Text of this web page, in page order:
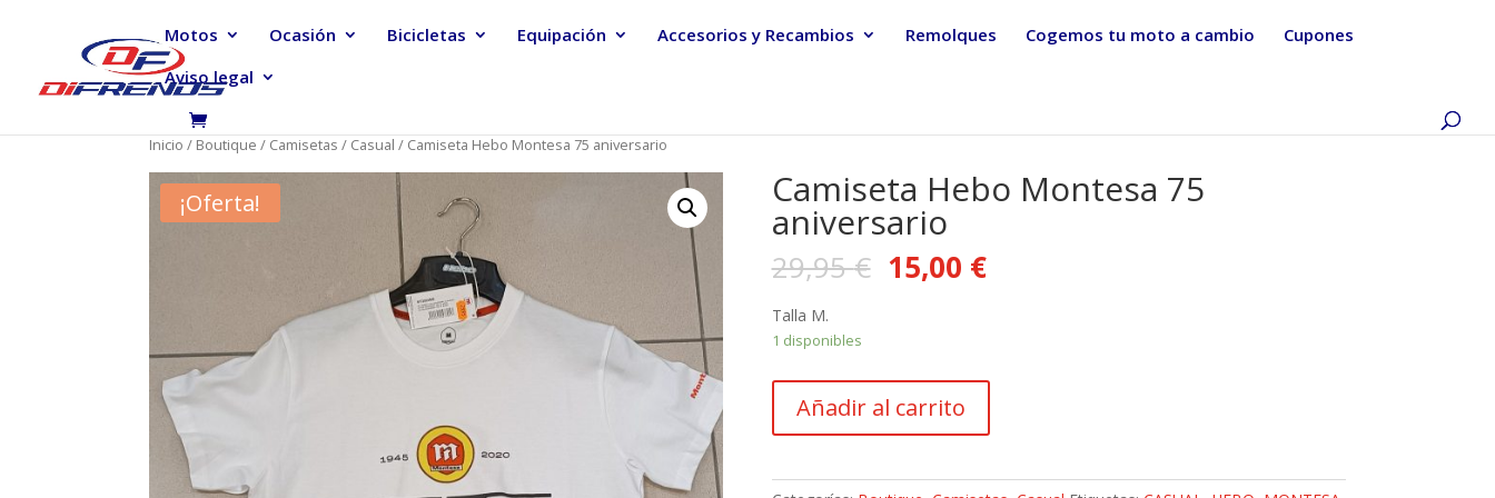
Motos Ocasión Bicicletas Equipación Accesorios y Recambios Remolques Cogemos tu moto a cambio
Cupones
Aviso legal
Inicio / Boutique / Camisetas / Casual / Camiseta Hebo Montesa 75 aniversario
¡Oferta! Camiseta Hebo Montesa 75
aniversario
29,95€ 15,00 €
Talla M.
1 disponibles
HeboAñadir al carrito